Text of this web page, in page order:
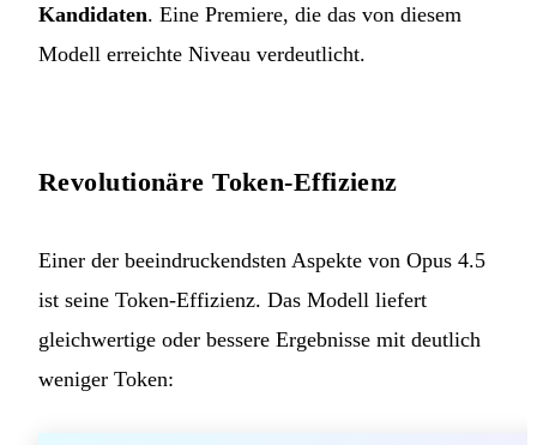
Kandidaten. Eine Premiere, die das von diesem
Modell erreichte Niveau verdeutlicht.
Revolutionäre Token-Effizienz
Einer der beeindruckendsten Aspekte von Opus 4.5
ist seine Token-Effizienz. Das Modell liefert
gleichwertige oder bessere Ergebnisse mit deutlich
weniger Token: